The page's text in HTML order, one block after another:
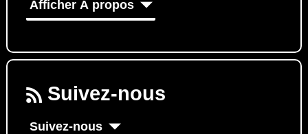
Afficher À propos
Suivez-nous
Suivez-nous